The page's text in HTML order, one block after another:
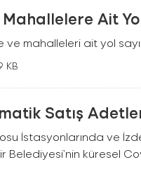
Ait
ve mahalleleri ait yol
KB
Satış
İstasyonlarında ve
Belediyesi’nin küresel